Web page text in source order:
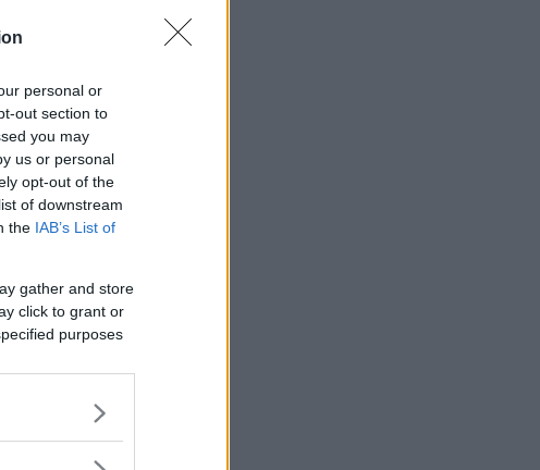
personal or
out section to
you may
us or personal
opt-out of the
of downstream
the IAB’s List of
gather and store
click to grant or
purposes